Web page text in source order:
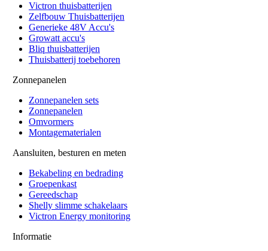
Victron thuisbatterijen
Zelfbouw Thuisbatterijen
Generieke 48V Accu's
Growatt accu's
Bliq thuisbatterijen
Thuisbatterij toebehoren
Zonnepanelen
Zonnepanelen sets
Zonnepanelen
Omvormers
Montagematerialen
Aansluiten, besturen en meten
Bekabeling en bedrading
Groepenkast
Gereedschap
Shelly slimme schakelaars
Victron Energy monitoring
Informatie